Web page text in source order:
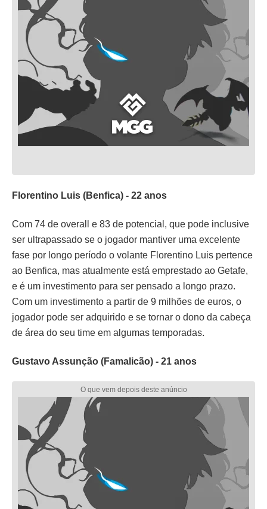
Florentino Luis (Benfica) - 22 anos
Com 74 de overall e 83 de potencial, que pode inclusive
ser ultrapassado se o jogador mantiver uma excelente
fase por longo período o volante Florentino Luis pertence
ao Benfica, mas atualmente está emprestado ao Getafe,
e é um investimento para ser pensado a longo prazo.
Com um investimento a partir de 9 milhões de euros, o
jogador pode ser adquirido e se tornar o dono da cabeça
de área do seu time em algumas temporadas.
Gustavo Assunção (Famalicão) - 21 anos